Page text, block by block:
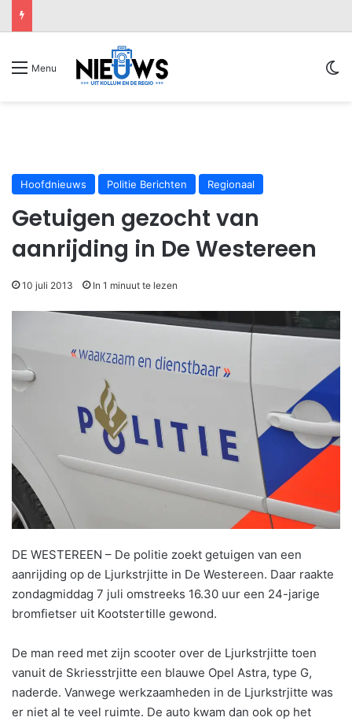
Menu
Hoofdnieuws Politie Berichten Regionaal
Getuigen gezocht van
aanrijding in De Westereen
10 juli 2013 In 1 minuut te lezen
DE WESTEREEN – De politie zoekt getuigen van een
aanrijding op de Ljurkstrjitte in De Westereen. Daar raakte
zondagmiddag 7 juli omstreeks 16.30 uur een 24-jarige
bromfietser uit Kootstertille gewond.
De man reed met zijn scooter over de Ljurkstrjitte toen
vanuit de Skriesstrjitte een blauwe Opel Astra, type G,
naderde. Vanwege werkzaamheden in de Ljurkstrjitte was
er niet al te veel ruimte. De auto kwam dan ook op het